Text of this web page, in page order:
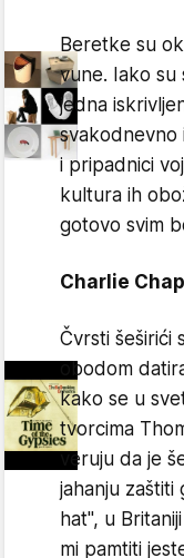
Beretke su
vune. Iako su
jedna
svakodnevno
i pripadnici
kultura ih
gotovo svim
Charlie
Čvrsti šeširići
obodom
kako se u
tvorcima
veruju da je
jahanju zaštiti
hat", u
mi pamtiti